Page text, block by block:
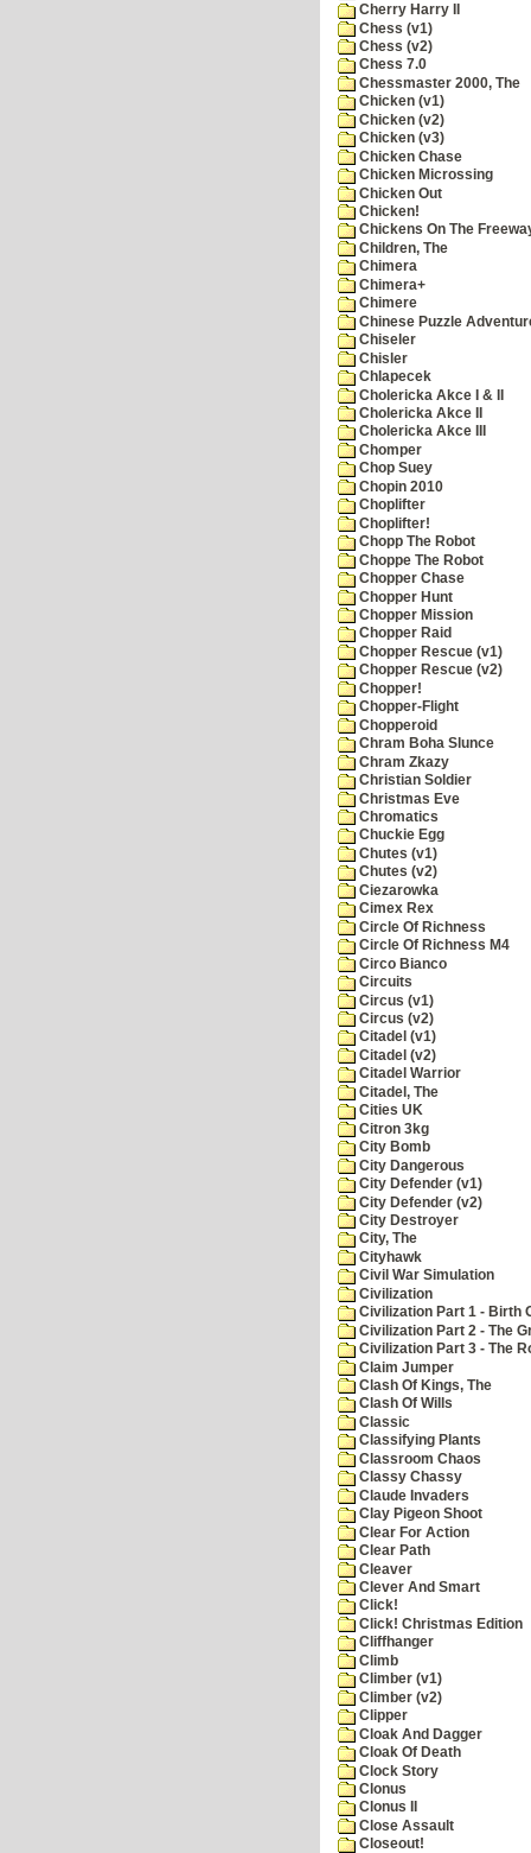
Cherry Harry II
Chess (v1)
Chess (v2)
Chess 7.0
Chessmaster 2000, The
Chicken (v1)
Chicken (v2)
Chicken (v3)
Chicken Chase
Chicken Microssing
Chicken Out
Chicken!
Chickens On The
Children, The
Chimera
Chimera+
Chimere
Chinese Puzzle
Chiseler
Chisler
Chlapecek
Cholericka Akce I & II
Cholericka Akce II
Cholericka Akce III
Chomper
Chop Suey
Chopin 2010
Choplifter
Choplifter!
Chopp The Robot
Choppe The Robot
Chopper Chase
Chopper Hunt
Chopper Mission
Chopper Raid
Chopper Rescue (v1)
Chopper Rescue (v2)
Chopper!
Chopper-Flight
Chopperoid
Chram Boha Slunce
Chram Zkazy
Christian Soldier
Christmas Eve
Chromatics
Chuckie Egg
Chutes (v1)
Chutes (v2)
Ciezarowka
Cimex Rex
Circle Of Richness
Circle Of Richness M4
Circo Bianco
Circuits
Circus (v1)
Circus (v2)
Citadel (v1)
Citadel (v2)
Citadel Warrior
Citadel, The
Cities UK
Citron 3kg
City Bomb
City Dangerous
City Defender (v1)
City Defender (v2)
City Destroyer
City, The
Cityhawk
Civil War Simulation
Civilization
Civilization Part 1 - Birth
Civilization Part 2 - The
Civilization Part 3 - The
Claim Jumper
Clash Of Kings, The
Clash Of Wills
Classic
Classifying Plants
Classroom Chaos
Classy Chassy
Claude Invaders
Clay Pigeon Shoot
Clear For Action
Clear Path
Cleaver
Clever And Smart
Click!
Click! Christmas Edition
Cliffhanger
Climb
Climber (v1)
Climber (v2)
Clipper
Cloak And Dagger
Cloak Of Death
Clock Story
Clonus
Clonus II
Close Assault
Closeout!